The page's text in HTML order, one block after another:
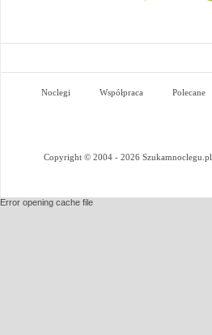
Noclegi Współpraca Polecane
Copyright © 2004 - 2026 Szukamnoclegu.pl
Error opening cache file